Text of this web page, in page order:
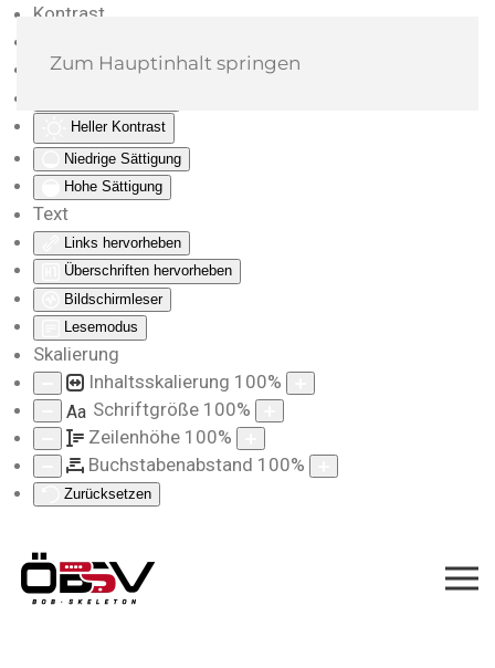
Kontrast
Monochrom
Heller Kontrast
Niedrige Sättigung
Hohe Sättigung
Text
Links hervorheben
Überschriften hervorheben
Bildschirmleser
Lesemodus
Skalierung
Inhaltsskalierung 100%
Aa Schriftgröße 100%
Zeilenhöhe 100%
Buchstabenabstand 100%
Zurücksetzen
Zum Hauptinhalt springen